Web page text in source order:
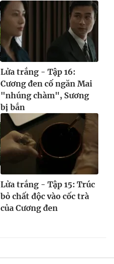
Lửa trắng - Tập 16:
Cương đen cố ngăn Mai
"nhúng chàm", Sương
bị bắn
Lửa trắng - Tập 15: Trúc
bỏ chất độc vào cốc trà
của Cương đen